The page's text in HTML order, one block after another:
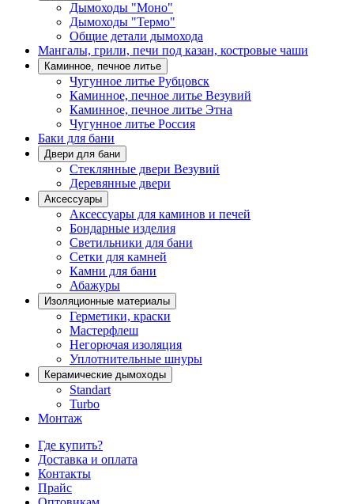
Дымоходы "Моно"
Дымоходы "Термо"
Общие детали дымохода
Мангалы, грили, печи под казан, костровые чаши
Каминное, печное литье
Чугунное литье Рубцовск
Каминное, печное литье Везувий
Каминное, печное литье Этна
Чугунное литье Россия
Баки для бани
Двери для бани
Стеклянные двери Везувий
Деревянные двери
Аксессуары
Аксессуары для каминов и печей
Бондарные изделия
Светильники для бани
Сетки для камней
Камни для бани
Абажуры
Изоляционные материалы
Герметики, краски
Мастерфлеш
Негорючая изоляция
Уплотнительные шнуры
Керамические дымоходы
Standart
Turbo
Монтаж
Где купить?
Доставка и оплата
Контакты
Прайс